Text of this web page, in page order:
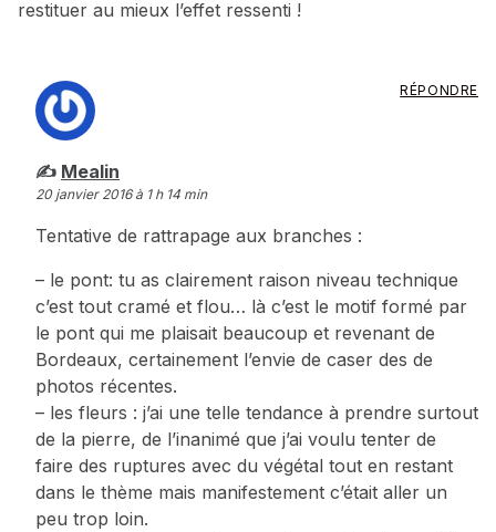
restituer au mieux l’effet ressenti !
Mealin
20 janvier 2016 à 1 h 14 min
Tentative de rattrapage aux branches :
– le pont: tu as clairement raison niveau technique
c’est tout cramé et flou… là c’est le motif formé par
le pont qui me plaisait beaucoup et revenant de
Bordeaux, certainement l’envie de caser des de
photos récentes.
– les fleurs : j’ai une telle tendance à prendre surtout
de la pierre, de l’inanimé que j’ai voulu tenter de
faire des ruptures avec du végétal tout en restant
dans le thème mais manifestement c’était aller un
peu trop loin.
RÉPONDRE